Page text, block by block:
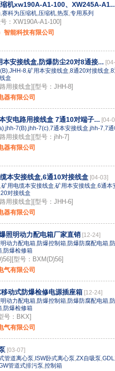
机xw190A-A1-100、XW245A-
,赛科为压缩机,压缩机,热泵,专用系列
：XW190A-A1-100]
智能科技有限公司
安接线盒,防爆防尘20对8通接...
,JHH-8,矿用本安接线盒,8通20对接线盒,8
盒
用接线盒][型号：JHH-8]
器有限公司
安电路用接线盒 7通10对端子... [04-
,jhh-7(B),jhh-7(c),7通本安接线盒,jhh-7,7
用接线盒][型号：jhh-7]
器有限公司
本安接线盒,6通10对接线盒 [04-03]
,矿用电缆本安接线盒,矿用本安接线盒,6通本
对接线盒
用接线盒][型号：JHH-6]
器有限公司
照明动力配电箱厂家直销 [12-24]
动力配电箱,防爆控制箱,防爆防腐配电箱,
,防爆检修箱
型号：BXM(D)56]
气有限公司
动式防爆检修电源插座箱 [12-24]
动力配电箱,防爆控制箱,防爆防腐配电箱,
,防爆检修箱
号：BKX]
气有限公司
[03-07]
管道离心泵, ISW卧式离心泵,ZX自吸泵,
管道式排污泵,控制箱